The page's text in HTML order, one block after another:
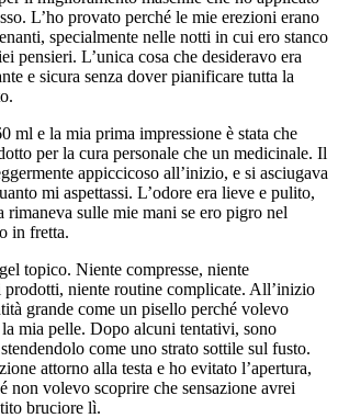
L’ho provato perché le mie erezioni erano
specialmente nelle notti in cui ero stanco
pensieri. L’unica cosa che desideravo era
e sicura senza dover pianificare tutta la
ml e la mia prima impressione è stata che
per la cura personale che un medicinale. Il
appiccicoso all’inizio, e si asciugava
mi aspettassi. L’odore era lieve e pulito,
rimaneva sulle mie mani se ero pigro nel
in fretta.
topico. Niente compresse, niente
niente routine complicate. All’inizio
grande come un pisello perché volevo
mia pelle. Dopo alcuni tentativi, sono
come uno strato sottile sul fusto.
attorno alla testa e ho evitato l’apertura,
non volevo scoprire che sensazione avrei
bruciore lì.